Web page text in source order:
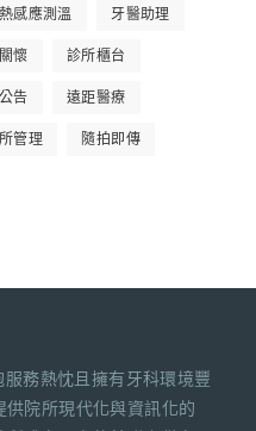
熱感應測溫 牙醫助理
懷 診所櫃台
告 遠距醫療
管理 隨拍即傳
務熱忱且擁有牙科環境豐
院所現代化與資訊化的